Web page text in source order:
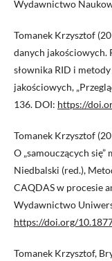
Wydawnictwo
Tomanek Krzysztof
danych jakościowych.
słownika RID i
jakościowych,
136. DOI: https://
Tomanek Krzysztof
O „samouczących
Niedbalski (red.),
CAQDAS w procesie
Wydawnictwo
https://doi.org/
Tomanek Krzysztof,